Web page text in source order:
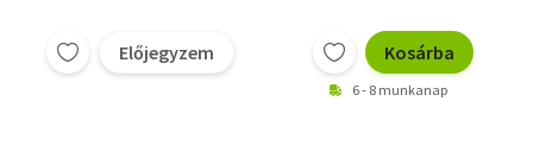
Előjegyzem Kosárba
6 - 8 munkanap